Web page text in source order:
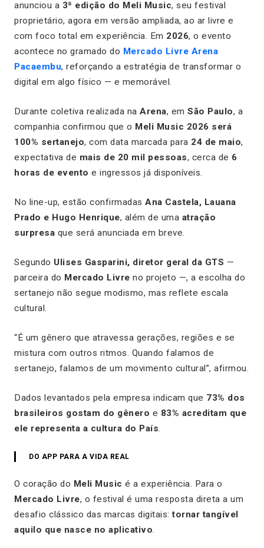
anunciou a 3ª edição do Meli Music, seu festival
proprietário, agora em versão ampliada, ao ar livre e
com foco total em experiência. Em 2026, o evento
acontece no gramado do Mercado Livre Arena
Pacaembu, reforçando a estratégia de transformar o
digital em algo físico — e memorável.
Durante coletiva realizada na Arena, em São Paulo, a
companhia confirmou que o Meli Music 2026 será
100% sertanejo, com data marcada para 24 de maio,
expectativa de mais de 20 mil pessoas, cerca de 6
horas de evento e ingressos já disponíveis.
No line-up, estão confirmadas Ana Castela, Lauana
Prado e Hugo Henrique, além de uma atração
surpresa que será anunciada em breve.
Segundo Ulises Gasparini, diretor geral da GTS —
parceira do Mercado Livre no projeto —, a escolha do
sertanejo não segue modismo, mas reflete escala
cultural.
“É um gênero que atravessa gerações, regiões e se
mistura com outros ritmos. Quando falamos de
sertanejo, falamos de um movimento cultural”, afirmou.
Dados levantados pela empresa indicam que 73% dos
brasileiros gostam do gênero e 83% acreditam que
ele representa a cultura do País.
DO APP PARA A VIDA REAL
O coração do Meli Music é a experiência. Para o
Mercado Livre, o festival é uma resposta direta a um
desafio clássico das marcas digitais:tornar tangível
aquilo que nasce no aplicativo.